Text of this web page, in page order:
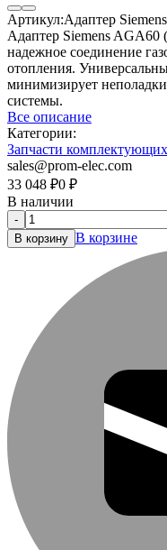
Артикул:Адаптер
Адаптер Siemens AGA60
надежное соединение
отопления.
минимизирует
системы.
Все описание
Категории:
Запчасти
sales@prom-elec.com
33 048 ₽0 ₽
В наличии
-
В корзину В корзине